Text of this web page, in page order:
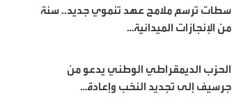
سطات ترسم ملامح عهد تنموي جديد.. سنة
من الإنجازات الميدانية…
الحزب الديمقراطي الوطني يدعو من
جرسيف إلى تجديد النخب وإعادة…